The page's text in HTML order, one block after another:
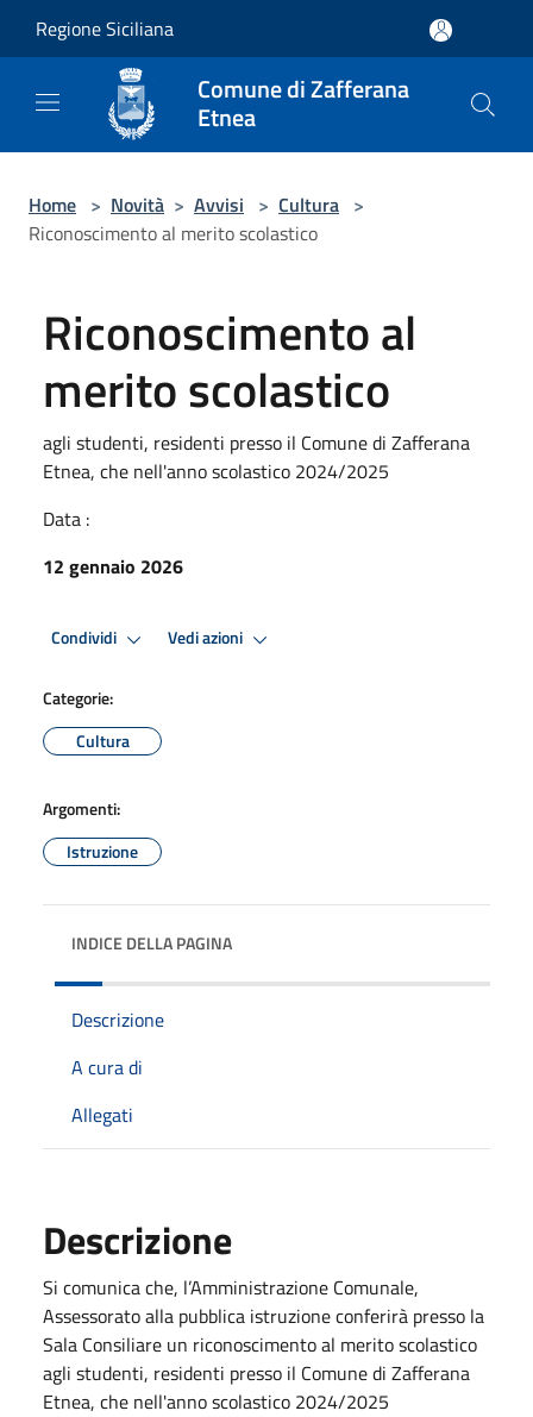
Regione Siciliana
Comune di Zafferana
Etnea
Home > Novità > Avvisi > Cultura >
Riconoscimento al merito scolastico
Riconoscimento al
merito scolastico
agli studenti, residenti presso il Comune di Zafferana
Etnea, che nell'anno scolastico 2024/2025
Data :
12 gennaio 2026
Condividi Vedi azioni
Categorie:
Cultura
Argomenti:
Istruzione
INDICE DELLA PAGINA
Descrizione
A cura di
Allegati
Descrizione
Si comunica che, l’Amministrazione Comunale,
Assessorato alla pubblica istruzione conferirà presso la
Sala Consiliare un riconoscimento al merito scolastico
agli studenti, residenti presso il Comune di Zafferana
Etnea, che nell'anno scolastico 2024/2025